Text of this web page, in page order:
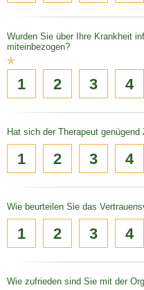
Wurden Sie über Ihre Krankheit
miteinbezogen?
*
1 2 3 4
Hat sich der Therapeut genügend
1 2 3 4
Wie beurteilen Sie das
1 2 3 4
Wie zufrieden sind Sie mit der